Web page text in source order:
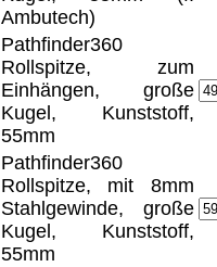
Ambutech)
Pathfinder360
Rollspitze, zum
Einhängen, große
Kugel, Kunststoff,
55mm
Pathfinder360
Rollspitze, mit 8mm
Stahlgewinde, große
Kugel, Kunststoff,
55mm